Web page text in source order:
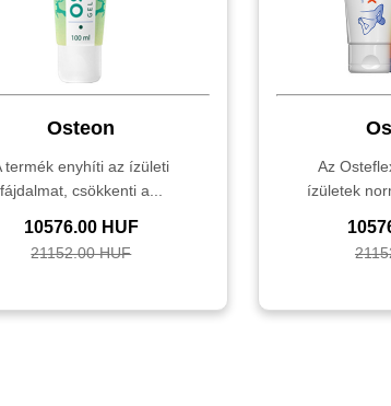
Osteon
termék enyhíti az ízületi
fájdalmat, csökkenti a...
10576.00 HUF
21152.00 HUF
Az
ízületek